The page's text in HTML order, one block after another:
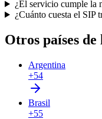
¿El servicio cumple la
¿Cuánto cuesta el SIP
Otros países
Argentina
+54
Brasil
+55